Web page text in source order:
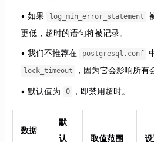
如果 log_min_error_statement
更低，超时的语句将被记录。
我们不推荐在 postgresql.conf
lock_timeout ，因为它会影响所有
默认值为 0 ，即禁用超时。
数据
默
认
取值范围